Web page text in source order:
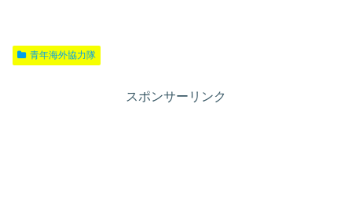
青年海外協力隊
スポンサーリンク